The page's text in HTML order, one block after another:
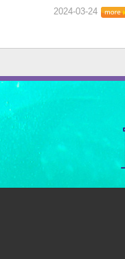
2024-03-24